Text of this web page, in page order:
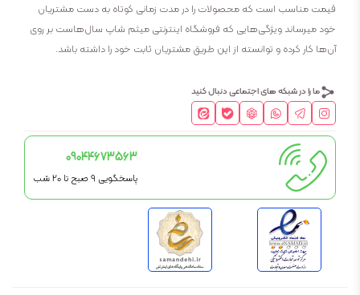
قیمت مناسب است که محصولات را در مدت زمانی کوتاه به دست مشتریان
خود میرساند ویژگی‌هایی که فروشگاه اینترنتی میثم شاپ سال‌هاست بر روی
آن‌ها کار کرده و توانسته از این طریق مشتریان ثابت خود را داشته باشد.
ما را در شبکه های اجتماعی دنبال کنید
09044673563
پاسخگویی 9 صبح تا 20 شب